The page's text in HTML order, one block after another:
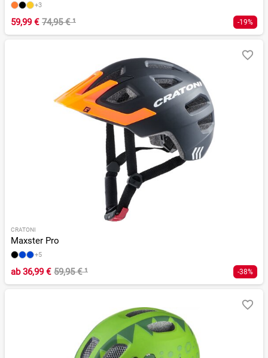
+3
59,99 € 74,95 €¹ -19%
CRATONI
Maxster Pro
+5
ab36,99 € 59,95 €¹ -38%